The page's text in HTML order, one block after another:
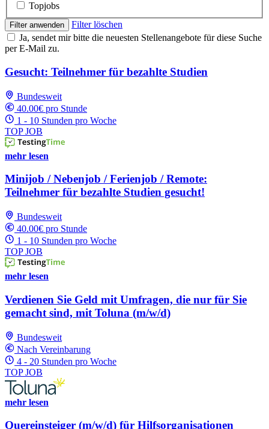
Topjobs
Filter anwenden
Filter löschen
Ja, sendet mir bitte die neuesten Stellenangebote für diese Suche
per E-Mail zu.
Gesucht: Teilnehmer für bezahlte Studien
Bundesweit
40.00€ pro Stunde
1 - 10 Stunden pro Woche
TOP JOB
mehr lesen
Minijob / Nebenjob / Ferienjob / Remote:
Teilnehmer für bezahlte Studien gesucht!
Bundesweit
40.00€ pro Stunde
1 - 10 Stunden pro Woche
TOP JOB
mehr lesen
Verdienen Sie Geld mit Umfragen, die nur für Sie
gemacht sind, mit Toluna (m/w/d)
Bundesweit
Nach Vereinbarung
4 - 20 Stunden pro Woche
TOP JOB
mehr lesen
Quereinsteiger (m/w/d) für Hilfsorganisationen